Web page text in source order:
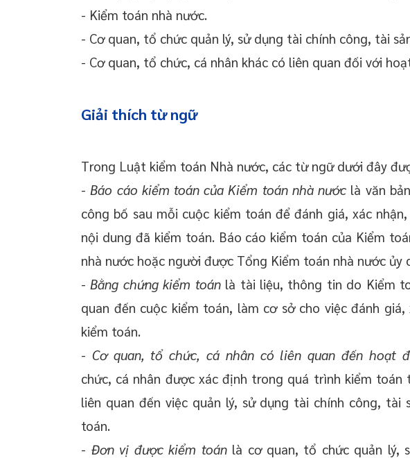
- Kiểm toán nhà nước.
- Cơ quan, tổ chức quản lý, sử dụng tài chính công, tài
- Cơ quan, tổ chức, cá nhân khác có liên quan đối với
Giải thích từ ngữ
Trong Luật kiểm toán Nhà nước, các từ ngữ dưới đây
- Báo cáo kiểm toán của Kiểm toán nhà nước là văn
công bố sau mỗi cuộc kiểm toán để đánh giá, xác
nội dung đã kiểm toán. Báo cáo kiểm toán của Kiểm
nhà nước hoặc người được Tổng Kiểm toán nhà nước ủy
- Bằng chứng kiểm toánlà tài liệu, thông tin do Kiểm
quan đến cuộc kiểm toán, làm cơ sở cho việc đánh
kiểm toán.
- Cơ quan, tổ chức, cá nhân có liên quan đến hoạt
chức, cá nhân được xác định trong quá trình kiểm
liên quan đến việc quản lý, sử dụng tài chính công, tài
toán.
- Đơn vị được kiểm toánlà cơ quan, tổ chức quản lý,